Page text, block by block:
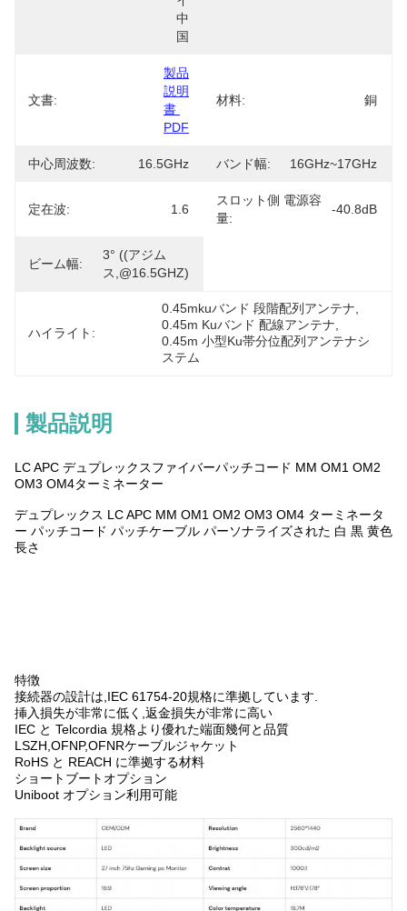
中
国
文書:
製品
説明
書
PDF
材料: 銅
中心周波数: 16.5GHz バンド幅: 16GHz~17GHz
定在波: 1.6
スロット側 電源容
量:
-40.8dB
ビーム幅:
3° ((アジム
ス,@16.5GHZ)
ハイライト:
0.45mkuバンド 段階配列アンテナ
0.45m Kuバンド 配線アンテナ
0.45m 小型Ku帯分位配列アンテナシ
ステム
製品説明
LC APC デュプレックスファイバーパッチコード MM OM1 OM2
OM3 OM4ターミネーター
デュプレックス LC APC MM OM1 OM2 OM3 OM4 ターミネータ
ー パッチコード パッチケーブル パーソナライズされた 白 黒 黄色
長さ
特徴
接続器の設計は,IEC 61754-20規格に準拠しています.
挿入損失が非常に低く,返金損失が非常に高い
IEC と Telcordia 規格より優れた端面幾何と品質
LSZH,OFNP,OFNRケーブルジャケット
RoHS と REACH に準拠する材料
ショートブートオプション
Uniboot オプション利用可能